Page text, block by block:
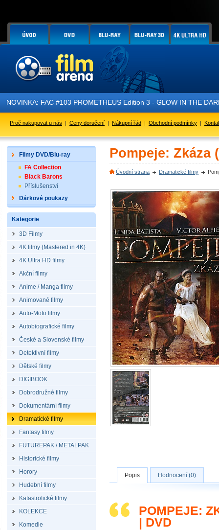
NOVINKA: FAC #103 PROMETHEUS Edition 3 - GLOW IN THE
Proč nakupovat u nás | Ceny doručení | Nákupní řád | Obchodní podmínky |
Filmy DVD/Blu-ray
FA Collection
Black Barons
Příslušenství
Dárkové poukazy
Kategorie
3D Filmy
4K filmy (Mastered in 4K)
4K Ultra HD filmy
Akční filmy
Anime / Manga filmy
Animované filmy
Auto-Moto filmy
Autobiografické filmy
České a Slovenské filmy
Detektivní filmy
Dětské filmy
DIGIBOOK
Dobrodružné filmy
Dokumentární filmy
Dramatické filmy
Fantasy filmy
FUTUREPAK / METALPAK
Historické filmy
Horory
Hudební filmy
Katastrofické filmy
KOLEKCE
Komedie
Pompeje: Zkáza
Úvodní strana Dramatické filmy
Popis Hodnocení (0)
POMPEJE:
| DVD